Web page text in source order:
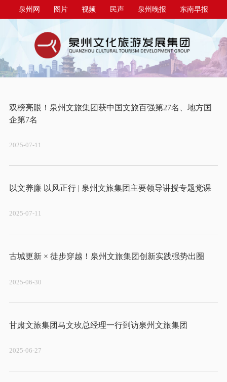
泉州网 图片 视频 民声 泉州晚报 东南早报
双榜亮眼！泉州文旅集团获中国文旅百强第27名、地方国
2025-07-11
以文养廉 以风正行 | 泉州文旅集团主要领导讲授专题党课
2025-07-11
2025-06-30
2025-06-27